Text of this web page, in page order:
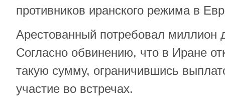
противников иранского режима в
Арестованный потребовал миллион
Согласно обвинению, что в Иране
такую сумму, ограничившись
участие во встречах.